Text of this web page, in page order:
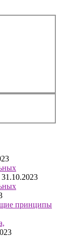
31.10.2023
принципы